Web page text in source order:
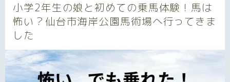
運営者情報 運営者紹介
サイトマップ
プライバシーポリシー
小学2年生の娘と初めての乗馬体験！馬は
怖い？仙台市海岸公園馬術場へ行ってきま
した